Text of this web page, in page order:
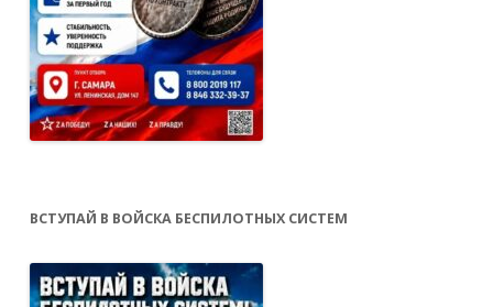
ВСТУПАЙ В ВОЙСКА БЕСПИЛОТНЫХ СИСТЕМ